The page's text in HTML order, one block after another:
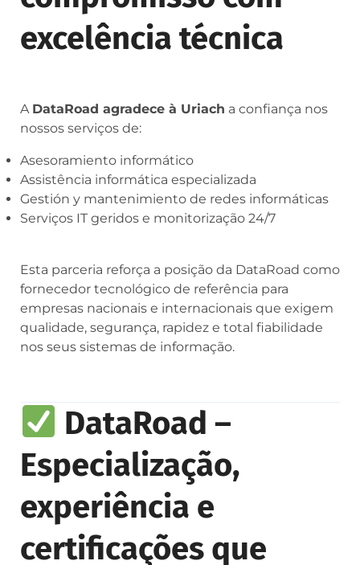
excelência técnica
A DataRoad agradece à Uriach a confiança nos
nossos serviços de:
Asesoramiento informático
Assistência informática especializada
Gestión y mantenimiento de redes informáticas
Serviços IT geridos e monitorização 24/7
Esta parceria reforça a posição da DataRoad como
fornecedor tecnológico de referência para
empresas nacionais e internacionais que exigem
qualidade, segurança, rapidez e total fiabilidade
nos seus sistemas de informação.
DataRoad –
Especialização,
experiência e
certificações que